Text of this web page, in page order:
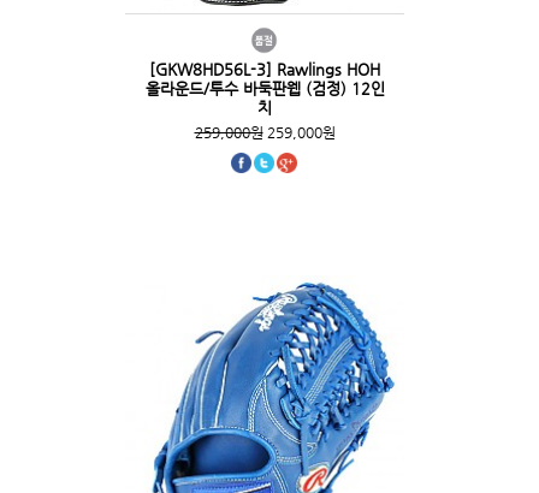
[GKW8HD56L-3] Rawlings HOH
올라운드/투수 바둑판웹 (검정) 12인
치
259,000원259,000원